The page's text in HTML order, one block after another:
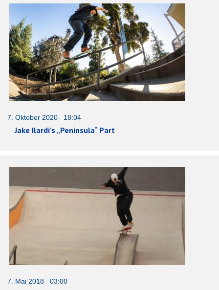
7. Oktober 2020 18:04
Jake Ilardi’s „Peninsula“ Part
7. Mai 2018 03:00